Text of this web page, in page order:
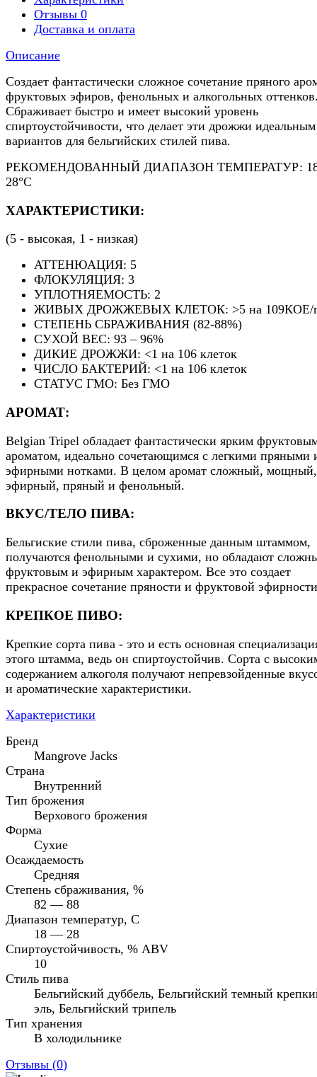
Отзывы 0
Доставка и оплата
Описание
Создает фантастически сложное сочетание пряного
фруктовых эфиров, фенольных и алкогольных
Сбраживает быстро и имеет высокий уровень
спиртоустойчивости, что делает эти дрожжи идеальным
вариантов для бельгийских стилей пива.
РЕКОМЕНДОВАННЫЙ ДИАПАЗОН ТЕМПЕРАТУР:
28°C
ХАРАКТЕРИСТИКИ:
(5 - высокая, 1 - низкая)
АТТЕНЮАЦИЯ: 5
ФЛОКУЛЯЦИЯ: 3
УПЛОТНЯЕМОСТЬ: 2
ЖИВЫХ ДРОЖЖЕВЫХ КЛЕТОК: >5 на 109КОЕ/
СТЕПЕНЬ СБРАЖИВАНИЯ (82-88%)
СУХОЙ ВЕС: 93 – 96%
ДИКИЕ ДРОЖЖИ: <1 на 106 клеток
ЧИСЛО БАКТЕРИЙ: <1 на 106 клеток
СТАТУС ГМО: Без ГМО
АРОМАТ:
Belgian Tripel обладает фантастически ярким
ароматом, идеально сочетающимся с легкими пряными
эфирными нотками. В целом аромат сложный, мощный,
эфирный, пряный и фенольный.
ВКУС/ТЕЛО ПИВА:
Бельгиские стили пива, сброженные данным штаммом,
получаются фенольными и сухими, но обладают
фруктовым и эфирным характером. Все это создает
прекрасное сочетание пряности и фруктовой
КРЕПКОЕ ПИВО:
Крепкие сорта пива - это и есть основная
этого штамма, ведь он спиртоустойчив. Сорта с
содержанием алкоголя получают непревзойденные
и ароматические характеристики.
Характеристики
Бренд
Mangrove Jacks
Страна
Внутренний
Тип брожения
Верхового брожения
Форма
Сухие
Осаждаемость
Средняя
Степень сбраживания, %
82 — 88
Диапазон температур, C
18 — 28
Спиртоустойчивость, % ABV
10
Стиль пива
Бельгийский дуббель, Бельгийский темный
эль, Бельгийский трипель
Тип хранения
В холодильнике
Отзывы (0)